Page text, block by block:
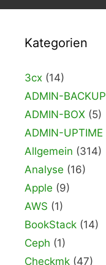
Kategorien
3cx (14)
ADMIN-BACKUP
ADMIN-BOX (5)
ADMIN-UPTIME
Allgemein (314)
Analyse (16)
Apple (9)
AWS (1)
BookStack (14)
Ceph (1)
Checkmk (47)